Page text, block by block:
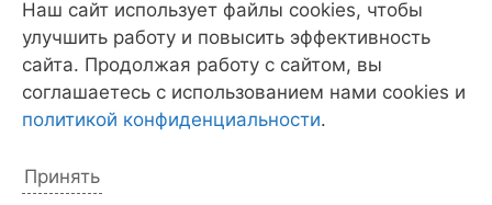
Новости
Дела отрядные
Встреча с интересным человеком
Поездки и мероприятия
Наш сайт использует файлы cookies, чтобы
улучшить работу и повысить эффективность
сайта. Продолжая работу с сайтом, вы
соглашаетесь с использованием нами cookies и
политикой конфиденциальности.
Принять